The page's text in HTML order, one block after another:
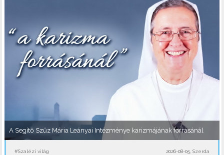
A Segítő Szűz Mária Leányai Intézménye karizmájának forrásánál
#Szalézi világ 2026-08-05, Szerda